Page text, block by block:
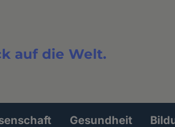
auf die Welt.
Gesundheit